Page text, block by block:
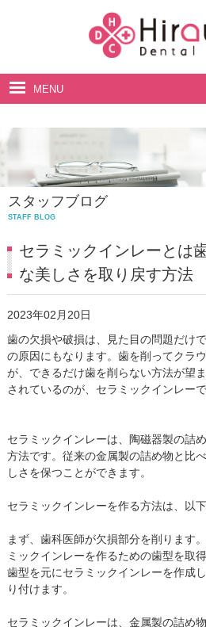
MENU
院長・スタッフ
診療案内
アクセス・診療
スタッフブログ
STAFF BLOG
セラミックインレーとは
な美しさを取り戻す方法
2023年02月20日
歯の欠損や破損は、見た目の問題だけ
の原因にもなります。歯を削ってクラ
が、できるだけ歯を削らない方法が望
されているのが、セラミックインレーで
セラミックインレーは、陶磁器製の詰
方法です。従来の金属製の詰め物と比
しさを保つことができます。
セラミックインレーを作る方法は、以下
まず、歯科医師が欠損部分を削ります
ミックインレーを作るための歯型を取
歯型を元にセラミックインレーを作成
り付けます。
セラミックインレーは、金属製の詰め